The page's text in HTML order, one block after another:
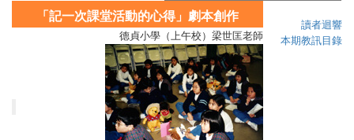
「記一次課堂活動的心得」劇本創作
德貞小學（上午校）梁世匡老師
讀者迴響
本期教訊目錄